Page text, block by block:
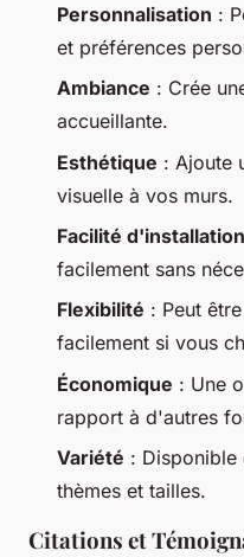
Personnalisation :
et préférences
Ambiance : Crée
accueillante.
Esthétique : Ajoute
visuelle à vos murs.
Facilité d'installation
facilement sans
Flexibilité : Peut
facilement si vous
Économique : Une
rapport à d'autres
Variété : Disponible
thèmes et tailles.
Citations et